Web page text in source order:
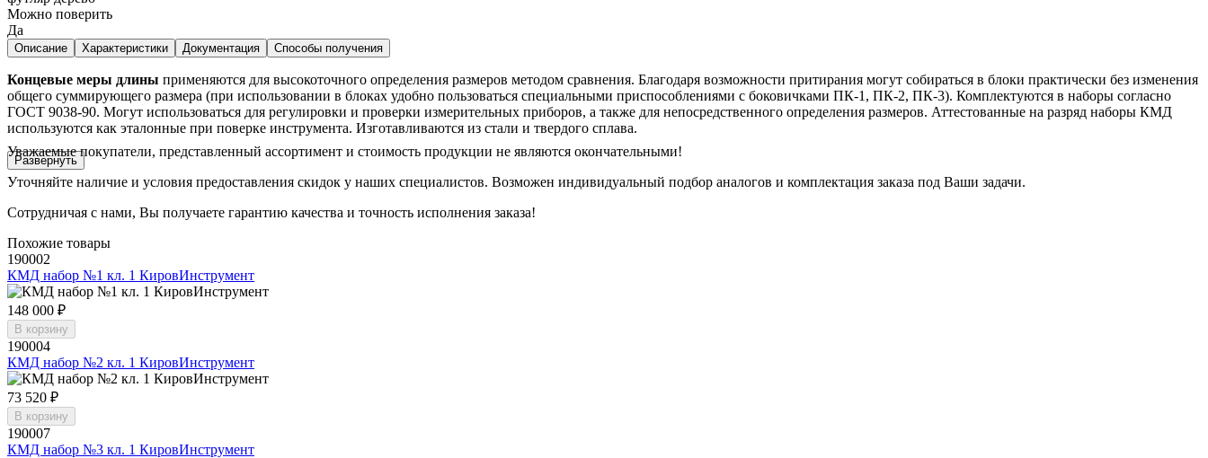
Можно поверить
Да
Описание Характеристики Документация Способы получения
Концевые меры длины применяются для высокоточного определения размеров методом сравнения. Благодаря возможности притирания могут собираться в блоки практически без изменения
общего суммирующего размера (при использовании в блоках удобно пользоваться специальными приспособлениями с боковичками ПК-1, ПК-2, ПК-3). Комплектуются в наборы согласно
ГОСТ 9038-90. Могут использоваться для регулировки и проверки измерительных приборов, а также для непосредственного определения размеров. Аттестованные на разряд наборы КМД
используются как эталонные при поверке инструмента. Изготавливаются из стали и твердого сплава.
Развернуть
Уважаемые покупатели, представленный ассортимент и стоимость продукции не являются окончательными!
Уточняйте наличие и условия предоставления скидок у наших специалистов. Возможен индивидуальный подбор аналогов и комплектация заказа под Ваши задачи.
Сотрудничая с нами, Вы получаете гарантию качества и точность исполнения заказа!
Похожие товары
190002
КМД набор №1 кл. 1 КировИнструмент
148 000 ₽
В корзину
190004
КМД набор №2 кл. 1 КировИнструмент
73 520 ₽
В корзину
190007
КМД набор №3 кл. 1 КировИнструмент